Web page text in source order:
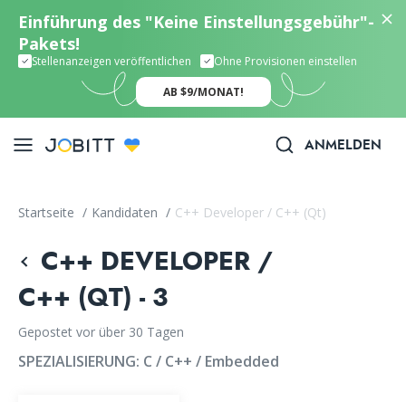
Einführung des "Keine Einstellungsgebühr"-
Pakets!
Stellenanzeigen veröffentlichen Ohne Provisionen einstellen
AB $9/MONAT!
ANMELDEN
Startseite / Kandidaten / C++ Developer / C++ (Qt)
C++ DEVELOPER /
C++ (QT) - 3
Gepostet vor über 30 Tagen
SPEZIALISIERUNG: C / C++ / Embedded